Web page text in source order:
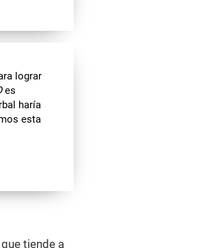
lograr
es
haría
esta
tiende a